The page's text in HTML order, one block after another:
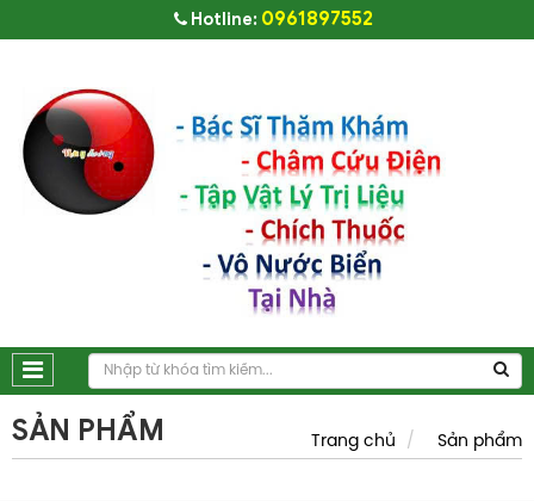
Hotline: 0961897552
SẢN PHẨM Trang chủ Sản phẩm